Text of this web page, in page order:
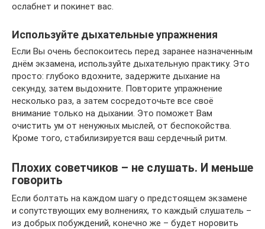
ослабнет и покинет вас.
Используйте дыхательные упражнения
Если Вы очень беспокоитесь перед заранее назначенным
днём экзамена, используйте дыхательную практику. Это
просто: глубоко вдохните, задержите дыхание на
секунду, затем выдохните. Повторите упражнение
несколько раз, а затем сосредоточьте все своё
внимание только на дыхании. Это поможет Вам
очистить ум от ненужных мыслей, от беспокойства.
Кроме того, стабилизируется ваш сердечный ритм.
Плохих советчиков – не слушать. И меньше
говорить
Если болтать на каждом шагу о предстоящем экзамене
и сопутствующих ему волнениях, то каждый слушатель –
из добрых побуждений, конечно же – будет норовить